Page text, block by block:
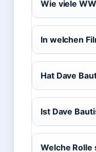
Wie viele
In welchen
Hat Dave
Ist Dave
Welche Rolle